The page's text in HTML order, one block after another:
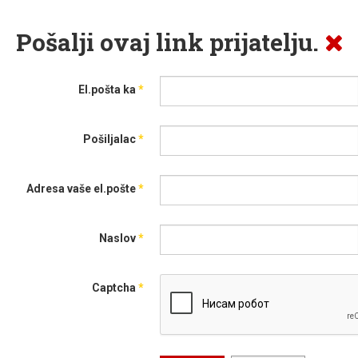
Pošalji ovaj link prijatelju.
El.pošta ka *
Pošiljalac*
Adresa vaše el.pošte*
Naslov*
Captcha *